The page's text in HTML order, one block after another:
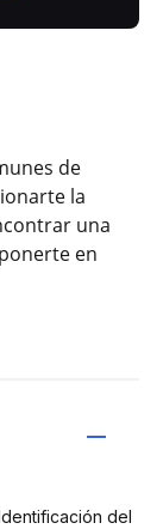
de
la
una
en
del